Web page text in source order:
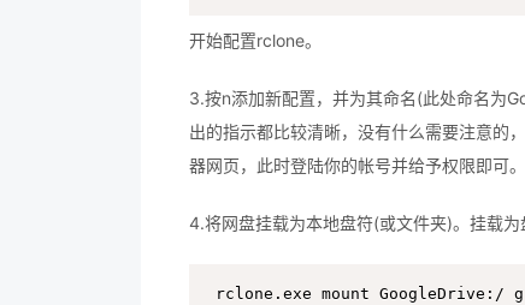
开始配置rclone。
3.按n添加新配置，并为其命名(此处命名为
出的指示都比较清晰，没有什么需要注意的
器网页，此时登陆你的帐号并给予权限即可。
4.将网盘挂载为本地盘符(或文件夹)。挂载为
rclone.exe mount GoogleDrive:/